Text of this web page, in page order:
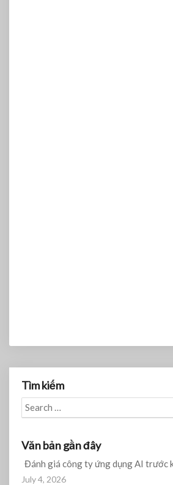
Tìm kiếm
Search
for:
Văn bản gần đây
Đánh giá công ty ứng dụng AI trước
July 4, 2026